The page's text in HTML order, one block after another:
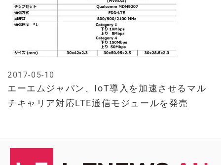
エーエムジャパン、IoT導入を加速させるマル
チキャリア対応LTE通信モジュールを発売
2017-05-10